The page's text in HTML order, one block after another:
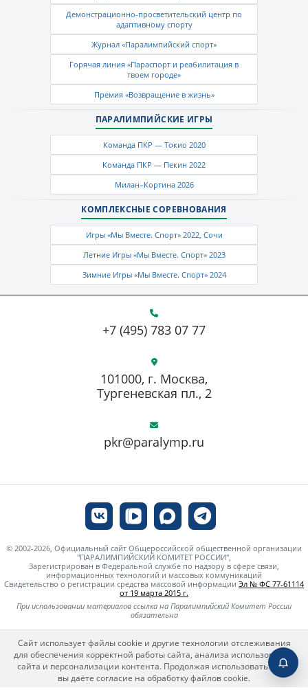
Демонстрационно-просветительский центр по
адаптивному спорту
Журнал «Паралимпийский спорт»
Горячая линия «Параспорт и реабилитация в
твоем городе»
Премия «Возвращение в жизнь»
ПАРАЛИМПИЙСКИЕ ИГРЫ
Команда ПКР — Токио 2020
Команда ПКР — Пекин 2022
Милан–Кортина 2026
КОМПЛЕКСНЫЕ СОРЕВНОВАНИЯ
Игры «Мы Вместе. Спорт» 2022, Сочи
Летние Игры «Мы Вместе. Спорт» 2023
Зимние Игры «Мы Вместе. Спорт» 2024
+7 (495) 783 07 77
pkr@paralymp.ru
101000, г. Москва,
Тургеневская пл., 2
© 2002-2026, Официальный сайт Общероссийской общественной организации
"ПАРАЛИМПИЙСКИЙ КОМИТЕТ РОССИИ",
Зарегистрирован в Федеральной службе по надзору в сфере связи,
информационных технологий и массовых коммуникаций
Свидетельство о регистрации средства массовой информации Эл № ФС 77-61114
от 19 марта 2015 г.
При использовании материалов ссылка на Паралимпийский Комитет России
обязательна
Сайт использует файлы cookie и другие технологии отслеживания
для обеспечения корректной работы сайта, анализа использования
сайта и персонализации контента. Продолжая использовать сайт,
вы даёте согласие на обработку файлов cookie.